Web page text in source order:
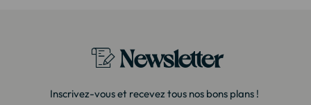
Newsletter
Inscrivez-vous et recevez tous nos bons plans !